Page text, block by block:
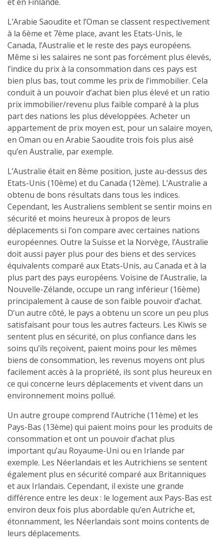
et en Finlande.
L’Arabie Saoudite et l’Oman se classent respectivement
à la 6ème et 7ème place, avant les Etats-Unis, le
Canada, l’Australie et le reste des pays européens.
Même si les salaires ne sont pas forcément plus élevés,
l’indice du prix à la consommation dans ces pays est
bien plus bas, tout comme les prix de l’immobilier. Cela
conduit à un pouvoir d’achat bien plus élevé et un ratio
prix immobilier/revenu plus faible comparé à la plus
part des nations les plus développées. Acheter un
appartement de prix moyen est, pour un salaire moyen,
en Oman ou en Arabie Saoudite trois fois plus aisé
qu’en Australie, par exemple.
L’Australie était en 8ème position, juste au-dessus des
Etats-Unis (10ème) et du Canada (12ème). L’Australie a
obtenu de bons résultats dans tous les indices.
Cependant, les Australiens semblent se sentir moins en
sécurité et moins heureux à propos de leurs
déplacements si l’on compare avec certaines nations
européennes. Outre la Suisse et la Norvège, l’Australie
doit aussi payer plus pour des biens et des services
équivalents comparé aux Etats-Unis, au Canada et à la
plus part des pays européens. Voisine de l’Australie, la
Nouvelle-Zélande, occupe un rang inférieur (16ème)
principalement à cause de son faible pouvoir d’achat.
D’un autre côté, le pays a obtenu un score un peu plus
satisfaisant pour tous les autres facteurs. Les Kiwis se
sentent plus en sécurité, on plus confiance dans les
soins qu’ils reçoivent, paient moins pour les mêmes
biens de consommation, les revenus moyens ont plus
facilement accès à la propriété, ils sont plus heureux en
ce qui concerne leurs déplacements et vivent dans un
environnement moins pollué.
Un autre groupe comprend l’Autriche (11ème) et les
Pays-Bas (13ème) qui paient moins pour les produits de
consommation et ont un pouvoir d’achat plus
important qu’au Royaume-Uni ou en Irlande par
exemple. Les Néerlandais et les Autrichiens se sentent
également plus en sécurité comparé aux Britanniques
et aux Irlandais. Cependant, il existe une grande
différence entre les deux : le logement aux Pays-Bas est
environ deux fois plus abordable qu’en Autriche et,
étonnamment, les Néerlandais sont moins contents de
leurs déplacements.